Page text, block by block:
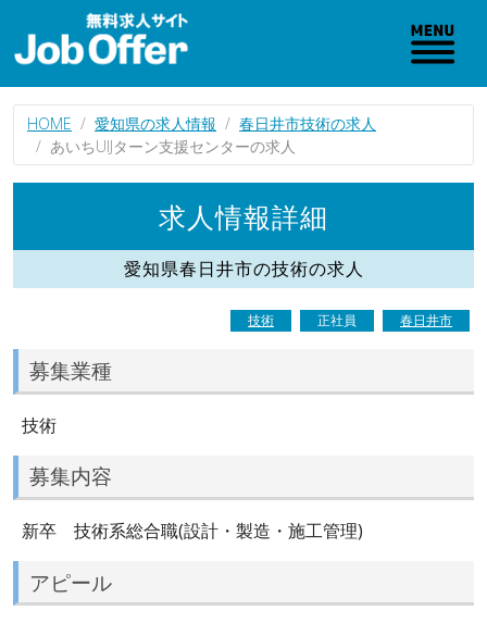
HOME 愛知県の求人情報
春日井市技術の求人
あいちUIJターン支援センターの求人
求人情報詳細
愛知県春日井市の技術の求人
技術 正社員 春日井市
募集業種
技術
募集内容
新卒 技術系総合職(設計・製造・施工管理)
アピール